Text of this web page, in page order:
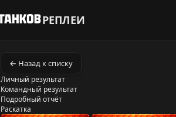
РЕПЛЕИ
← Назад к списку
Личный результат
Командный результат
Подробный отчёт
Раскатка